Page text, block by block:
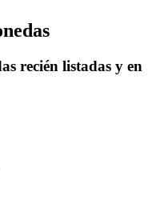
intereses flexibles
recién listadas y en